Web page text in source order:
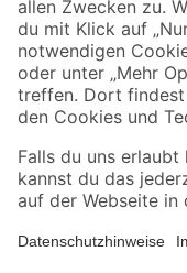
Jetzt die toom-App
Alle Preisangaben in EUR inkl.
Umständen nicht in allen
Produkte nur solange der Vorrat
*Paketversand ab 59 €